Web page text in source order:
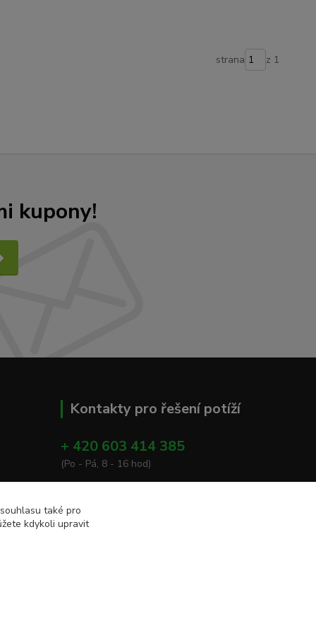
strana z 1
kupony!
Kontakty pro řešení potíží
+ 420 603 414 385
(Po - Pá, 8 - 16 hod)
také pro
kdykoli upravit